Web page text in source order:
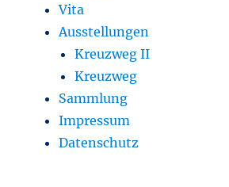
Vita
Ausstellungen
Kreuzweg II
Kreuzweg
Sammlung
Impressum
Datenschutz